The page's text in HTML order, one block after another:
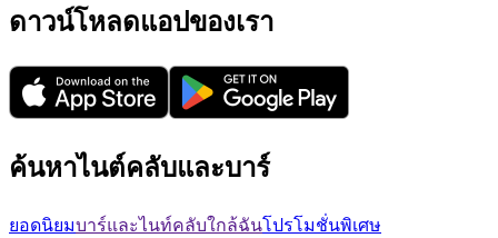
ดาวน์โหลดแอปของเรา
ค้นหาไนต์คลับและบาร์
ยอดนิยมบาร์และไนท์คลับใกล้ฉันโปรโมชั่นพิเศษ